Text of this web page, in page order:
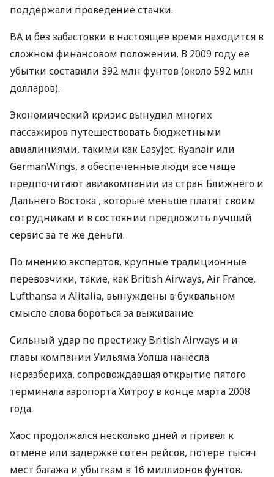
поддержали проведение стачки.
BA и без забастовки в настоящее время находится в
сложном финансовом положении. В 2009 году ее
убытки составили 392 млн фунтов (около 592 млн
долларов).
Экономический кризис вынудил многих
пассажиров путешествовать бюджетными
авиалиниями, такими как Easyjet, Ryanair или
GermanWings, а обеспеченные люди все чаще
предпочитают авиакомпании из стран Ближнего и
Дальнего Востока , которые меньше платят своим
сотрудникам и в состоянии предложить лучший
сервис за те же деньги.
По мнению экспертов, крупные традиционные
перевозчики, такие, как British Airways, Air France,
Lufthansa и Alitalia, вынуждены в буквальном
смысле слова бороться за выживание.
Сильный удар по престижу British Airways и и
главы компании Уильяма Уолша нанесла
неразбериха, сопровождавшая открытие пятого
терминала аэропорта Хитроу в конце марта 2008
года.
Хаос продолжался несколько дней и привел к
отмене или задержке сотен рейсов, потере тысяч
мест багажа и убыткам в 16 миллионов фунтов.